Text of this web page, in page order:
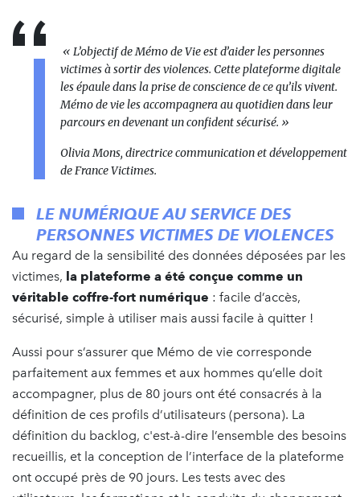
« L’objectif de Mémo de Vie est d’aider les personnes
victimes à sortir des violences. Cette plateforme digitale
les épaule dans la prise de conscience de ce qu’ils vivent.
Mémo de vie les accompagnera au quotidien dans leur
parcours en devenant un confident sécurisé. »
Olivia Mons, directrice communication et développement
de France Victimes.
LE NUMÉRIQUE AU SERVICE DES
PERSONNES VICTIMES DE VIOLENCES
Au regard de la sensibilité des données déposées par les
victimes, la plateforme a été conçue comme un
véritable coffre-fort numérique : facile d’accès,
sécurisé, simple à utiliser mais aussi facile à quitter !
Aussi pour s’assurer que Mémo de vie corresponde
parfaitement aux femmes et aux hommes qu’elle doit
accompagner, plus de 80 jours ont été consacrés à la
définition de ces profils d’utilisateurs (persona). La
définition du backlog, c'est-à-dire l’ensemble des besoins
recueillis, et la conception de l’interface de la plateforme
ont occupé près de 90 jours. Les tests avec des